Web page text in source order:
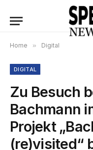
Home » Digital
DIGITAL
Zu Besuch
Bachmann
Projekt
(re)visited“